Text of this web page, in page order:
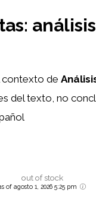
contexto de
del texto, no
out of stock
of agosto 1, 2026 5:25 pm